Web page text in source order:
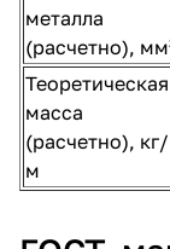
металла
(расчетно),
Теоретическая
масса
(расчетно), кг/
м